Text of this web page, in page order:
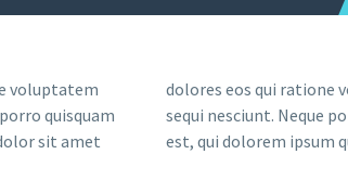
voluptatem
quisquam
sit amet
dolores eos qui ratione
sequi nesciunt. Neque
est, qui dolorem ipsum